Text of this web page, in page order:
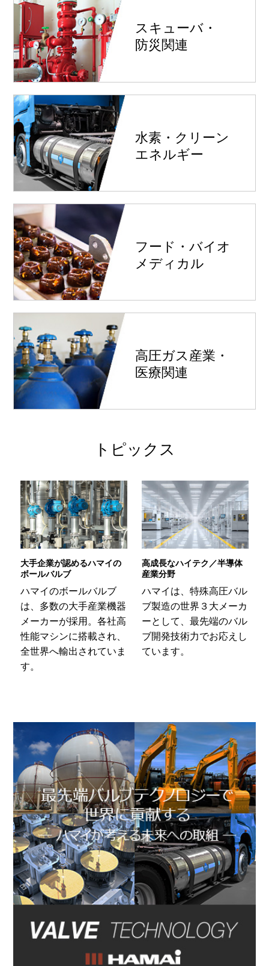
スキューバ・
防災関連
水素・クリーン
エネルギー
フード・バイオ
メディカル
高圧ガス産業・
医療関連
トピックス
高成長なハイテク／半導体
産業分野
ハマイは、特殊高圧バル
ブ製造の世界３大メーカ
ーとして、最先端のバル
ブ開発技術力でお応えし
ています。
水素バルブで世界市場を目
指す
ハマイは、世界初「グロ
ーバル規格認証第１号」
を獲得。水素バルブのリ
ーディングカンパニーと
して世界で認知されてい